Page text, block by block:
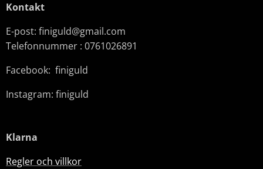
Kontakt
E-post: finiguld@gmail.com
Telefonnummer : 0761026891
Facebook: finiguld
Instagram: finiguld
Klarna
Regler och villkor